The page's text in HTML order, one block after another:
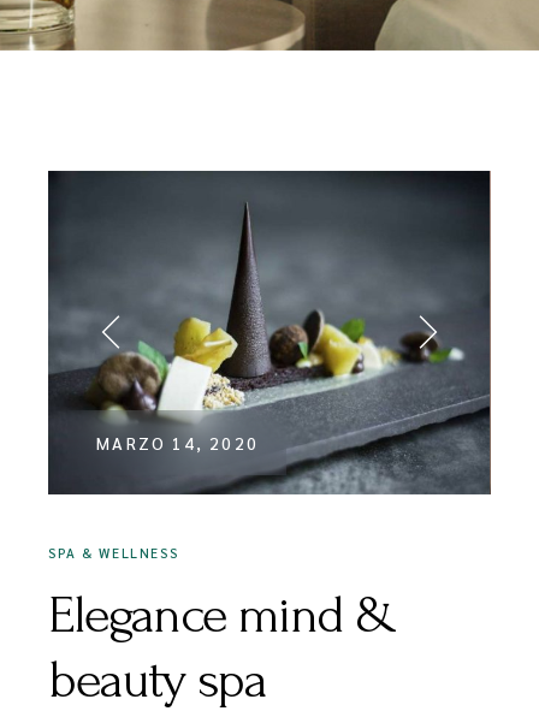
MARZO 14, 2020
SPA & WELLNESS
Elegance mind &
beauty spa